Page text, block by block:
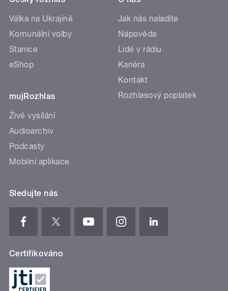
Válka na Ukrajině
Komunální volby
Stanice
eShop
mujRozhlas
Živé vysílání
Audioarchiv
Podcasty
Mobilní aplikace
Jak nás naladíte
Nápověda
Lidé v rádiu
Kariéra
Kontakt
Rozhlasový poplatek
Sledujte nás
Certifikováno